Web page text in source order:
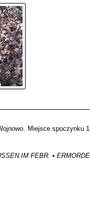
Miejsce spoczynku
IM FEBR. •